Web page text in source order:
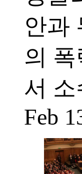
안과
의
서
Feb